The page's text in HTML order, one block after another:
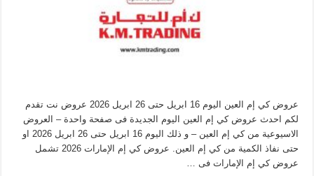
عروض كي إم العين اليوم 16 ابريل حتى 26 ابريل 2026 عروض نت تقدم
لكم احدث عروض كي إم العين اليوم الجديدة فى صفحة واحدة – العروض
الاسيوعية من كي إم العين – و ذلك اليوم 16 ابريل حتى 26 ابريل 2026 او
حتى نفاذ الكمية من كي إم العين. عروض كي إم الإمارات 2026 تشمل
عروض كي إم الإمارات فى …